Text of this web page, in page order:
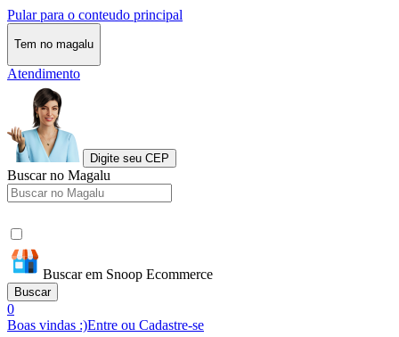
Pular para o conteudo principal
Tem no magalu
Atendimento
Digite seu CEP
Buscar no Magalu
Buscar em Snoop Ecommerce
Buscar
0
Boas vindas :)Entre ou Cadastre-se